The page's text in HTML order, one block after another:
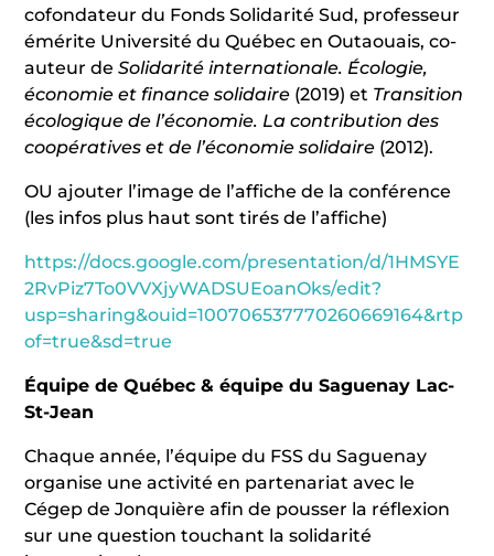
cofondateur du Fonds Solidarité Sud, professeur
émérite Université du Québec en Outaouais, co-
auteur deSolidarité internationale. Écologie,
économie et finance solidaire (2019) et Transition
écologique de l’économie. La contribution des
coopératives et de l’économie solidaire (2012).
OU ajouter l’image de l’affiche de la conférence
(les infos plus haut sont tirés de l’affiche)
https://docs.google.com/presentation/d/1HMSYE
2RvPiz7To0VVXjyWADSUEoanOks/edit?
usp=sharing&ouid=100706537770260669164&rtp
of=true&sd=true
Équipe de Québec & équipe du Saguenay Lac-
St-Jean
Chaque année, l’équipe du FSS du Saguenay
organise une activité en partenariat avec le
Cégep de Jonquière afin de pousser la réflexion
sur une question touchant la solidarité